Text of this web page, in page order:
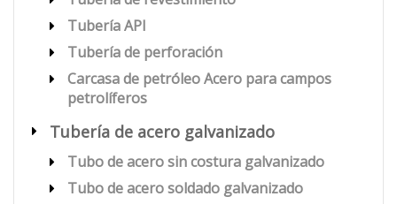
Tubería API
Tubería de perforación
Carcasa de petróleo Acero para campos
petrolíferos
Tubería de acero galvanizado
Tubo de acero sin costura galvanizado
Tubo de acero soldado galvanizado